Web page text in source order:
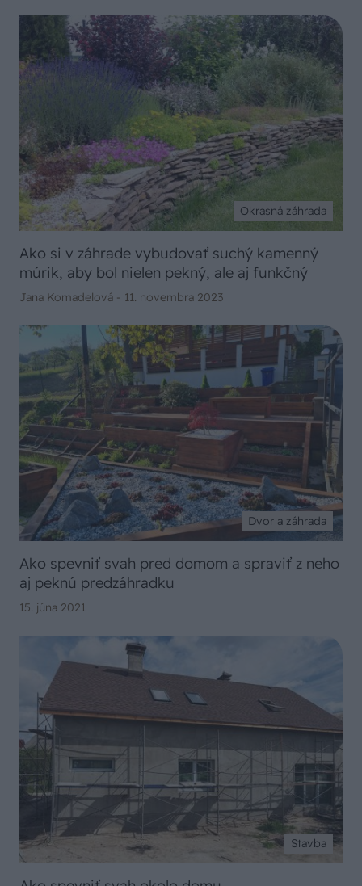
Okrasná záhrada
Ako si v záhrade vybudovať suchý kamenný
múrik, aby bol nielen pekný, ale aj funkčný
Jana Komadelová - 11. novembra 2023
Dvor a záhrada
Ako spevniť svah pred domom a spraviť z neho
aj peknú predzáhradku
15. júna 2021
Stavba